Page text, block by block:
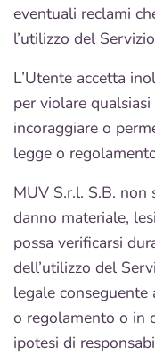
eventuali reclami
l’utilizzo del
L’Utente accetta
per violare
incoraggiare o
legge o
MUV S.r.l. S.B. non
danno materiale,
possa verificarsi
dell’utilizzo del
legale
o regolamento o in
ipotesi di